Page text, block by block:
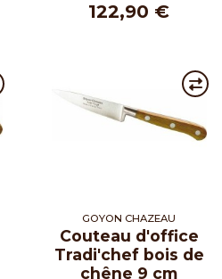
122,90 €
GOYON CHAZEAU
Couteau d'office
Tradi'chef bois de
chêne 9 cm